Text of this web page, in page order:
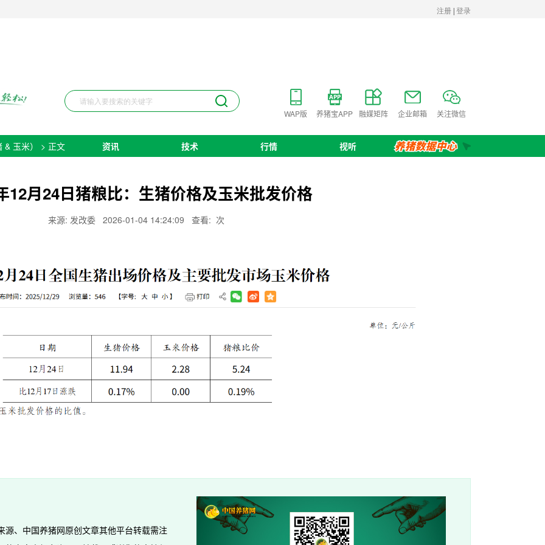
WAP版 养猪宝APP 融媒矩阵 企业邮箱 关注微信
玉米） > 正文 资讯 技术 行情 视听
12月24日猪粮比：生猪价格及玉米批发价格
来源: 发改委 2026-01-04 14:24:09 查看: 次
、中国养猪网原创文章其他平台转载需注